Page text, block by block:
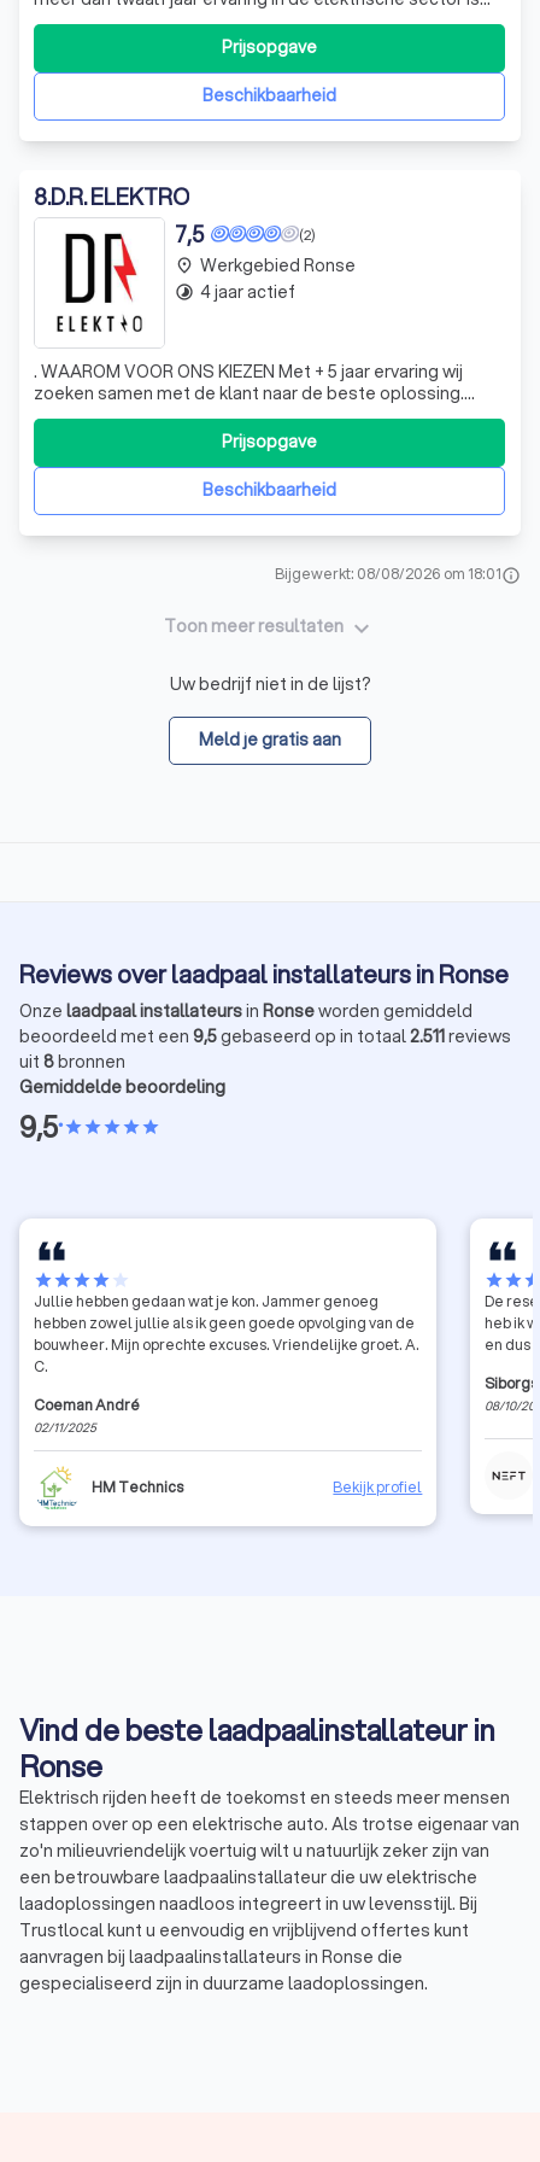
ons bedrijf de geknipte partner voor het realiseren van uw
elektriciteitswerken. Daarnaast hebben we reeds vijf jaar
ervaring in het plaatsen van zwembaden met liners en
diverse technie
Beschikbaarheid
Prijsopgave
8.D.R. ELEKTRO
(2)
7,5
. WAAROM VOOR ONS KIEZEN Met + 5 jaar ervaring wij
zoeken samen met de klant naar de beste oplossing.
Kwalitatieve afwerking+materialen
Beschikbaarheid
Prijsopgave
place Werkgebied Ronse
timelapse 4 jaar actief
Bijgewerkt: 08/08/2026 om 18:01info
Toon meer resultaten keyboard_arrow_down
Uw bedrijf niet in de lijst?
Meld je gratis aan
Reviews over laadpaal installateurs in Ronse
Onze laadpaal installateursin Ronseworden gemiddeld
beoordeeld met een 9,5gebaseerd op in totaal2.511reviews
uit 8bronnen
Gemiddelde beoordeling
9,5•starstarstarstarstar
starstarstarstarstar
Jullie hebben gedaan wat je kon. Jammer genoeg
hebben zowel jullie als ik geen goede opvolging van de
bouwheer. Mijn oprechte excuses. Vriendelijke groet. A.
C.
Coeman André
02/11/2025
HM Technics Bekijk profiel
starstar
De
heb ik wel
Siborgs
08/10/
Vind de beste laadpaalinstallateur in
Ronse
Elektrisch rijden heeft de toekomst en steeds meer mensen
stappen over op een elektrische auto. Als trotse eigenaar van
zo'n milieuvriendelijk voertuig wilt u natuurlijk zeker zijn van
een betrouwbare laadpaalinstallateur die uw elektrische
laadoplossingen naadloos integreert in uw levensstijl. Bij
Trustlocal kunt u eenvoudig en vrijblijvend offertes kunt
aanvragen bij laadpaalinstallateurs in Ronse die
gespecialiseerd zijn in duurzame laadoplossingen.